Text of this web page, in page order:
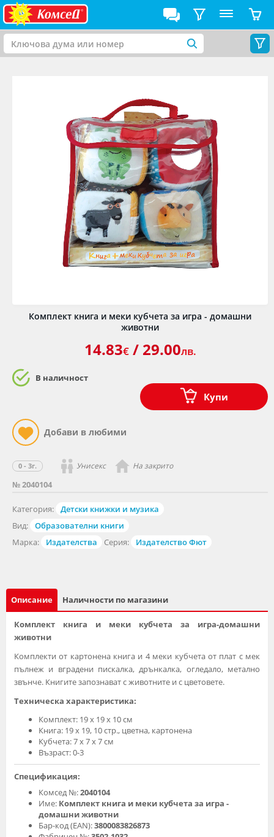
Комплект книга и меки кубчета за игра - домашни
животни
№ 2040104
Категория:
Детски книжки и музика
Вид:
Образователни книги
Марка:
Издателства Серия: Издателство Фют
0 - 3г. Унисекс На закрито
14.83€/ 29.00лв.
В наличност
Купи
Описание Наличности по магазини
Комплект книга и меки кубчета за игра-домашни
животни
Комплекти от картонена книга и 4 меки кубчета от плат с мек
пълнеж и вградени пискалка, дрънкалка, огледало, метално
звънче. Книгите запознават с животните и с цветовете.
Техническа характеристика:
Комплект: 19 х 19 х 10 см
Книга: 19 х 19, 10 стр., цветна, картонена
Кубчета: 7 х 7 х 7 см
Възраст: 0-3
Спецификация:
Комсед №:2040104
Име: Комплект книга и меки кубчета за игра -
домашни животни
Бар-код (EAN):3800083826873